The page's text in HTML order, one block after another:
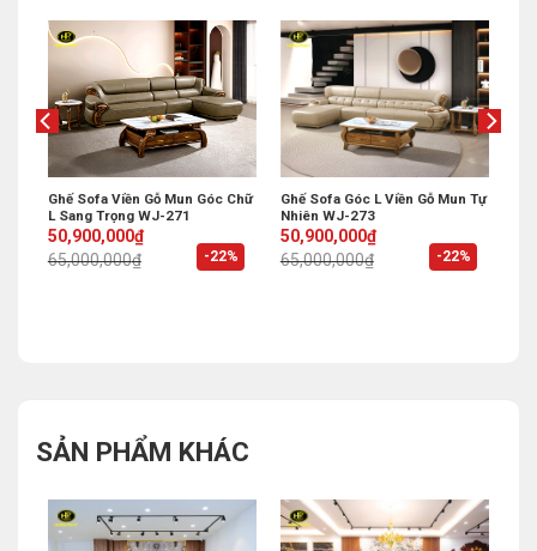
-22%
Ghế Sofa Viền Gỗ Mun Góc Chữ
L Sang Trọng WJ-271
65,000,000₫
Original
price
was:
50,900,000₫
Current
price
is:
-22%
Ghế Sofa Góc L Viền Gỗ Mun Tự
Nhiên WJ-273
65,000,000₫
Original
price
was:
50,900,000₫
Current
price
is:
SẢN PHẨM KHÁC